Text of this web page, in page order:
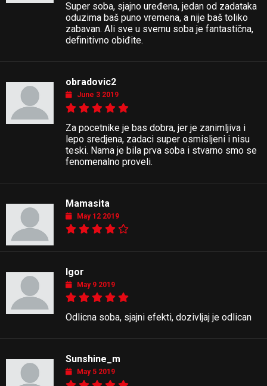
Super soba, sjajno uređena, jedan od zadataka
oduzima baš puno vremena, a nije baš toliko
zabavan. Ali sve u svemu soba je fantastična,
definitivno obiđite.
obradovic2
June 3 2019
Za pocetnike je bas dobra, jer je zanimljiva i
lepo sredjena, zadaci super osmisljeni i nisu
teski. Nama je bila prva soba i stvarno smo se
fenomenalno proveli.
Mamasita
May 12 2019
Igor
May 9 2019
Odlicna soba, sjajni efekti, dozivljaj je odlican
Sunshine_m
May 5 2019